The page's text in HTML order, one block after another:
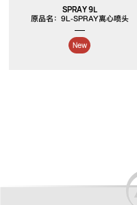
SPRAY 9L
原品名：9L-SPRAY离心喷头